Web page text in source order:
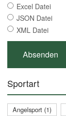
Excel Datei
JSON Datei
XML Datei
Sportart
Angelsport (1)